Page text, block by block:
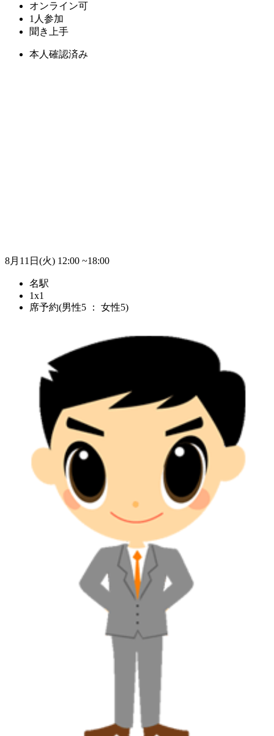
オンライン可
1人参加
聞き上手
本人確認済み
8月11日(火) 12:00 ~18:00
名駅
1x1
席予約(男性5 ： 女性5)